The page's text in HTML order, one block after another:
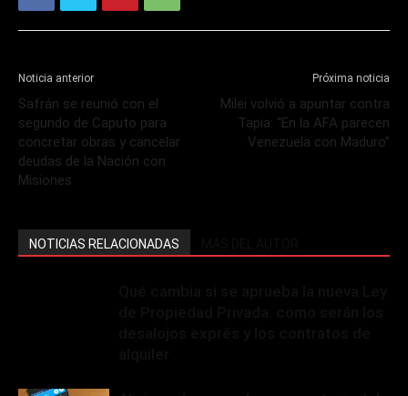
Noticia anterior
Safrán se reunió con el
segundo de Caputo para
concretar obras y cancelar
deudas de la Nación con
Misiones
Próxima noticia
Milei volvió a apuntar contra
Tapia: “En la AFA parecen
Venezuela con Maduro”
NOTICIAS RELACIONADAS